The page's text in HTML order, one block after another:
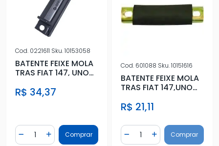
Cod. 0221611 Sku.10153058
BATENTE FEIXE MOLA
TRAS FIAT 147, UNO
R$ 34,37
Diminuir Quantidade
Quantidade
Adicionar Quantidade
Comprar
Cod. 601088 Sku.10151616
BATENTE FEIXE MOLA
TRAS FIAT 147,UNO
R$ 21,11
Diminuir Quantidade
Quantidade
AdicionarComprar